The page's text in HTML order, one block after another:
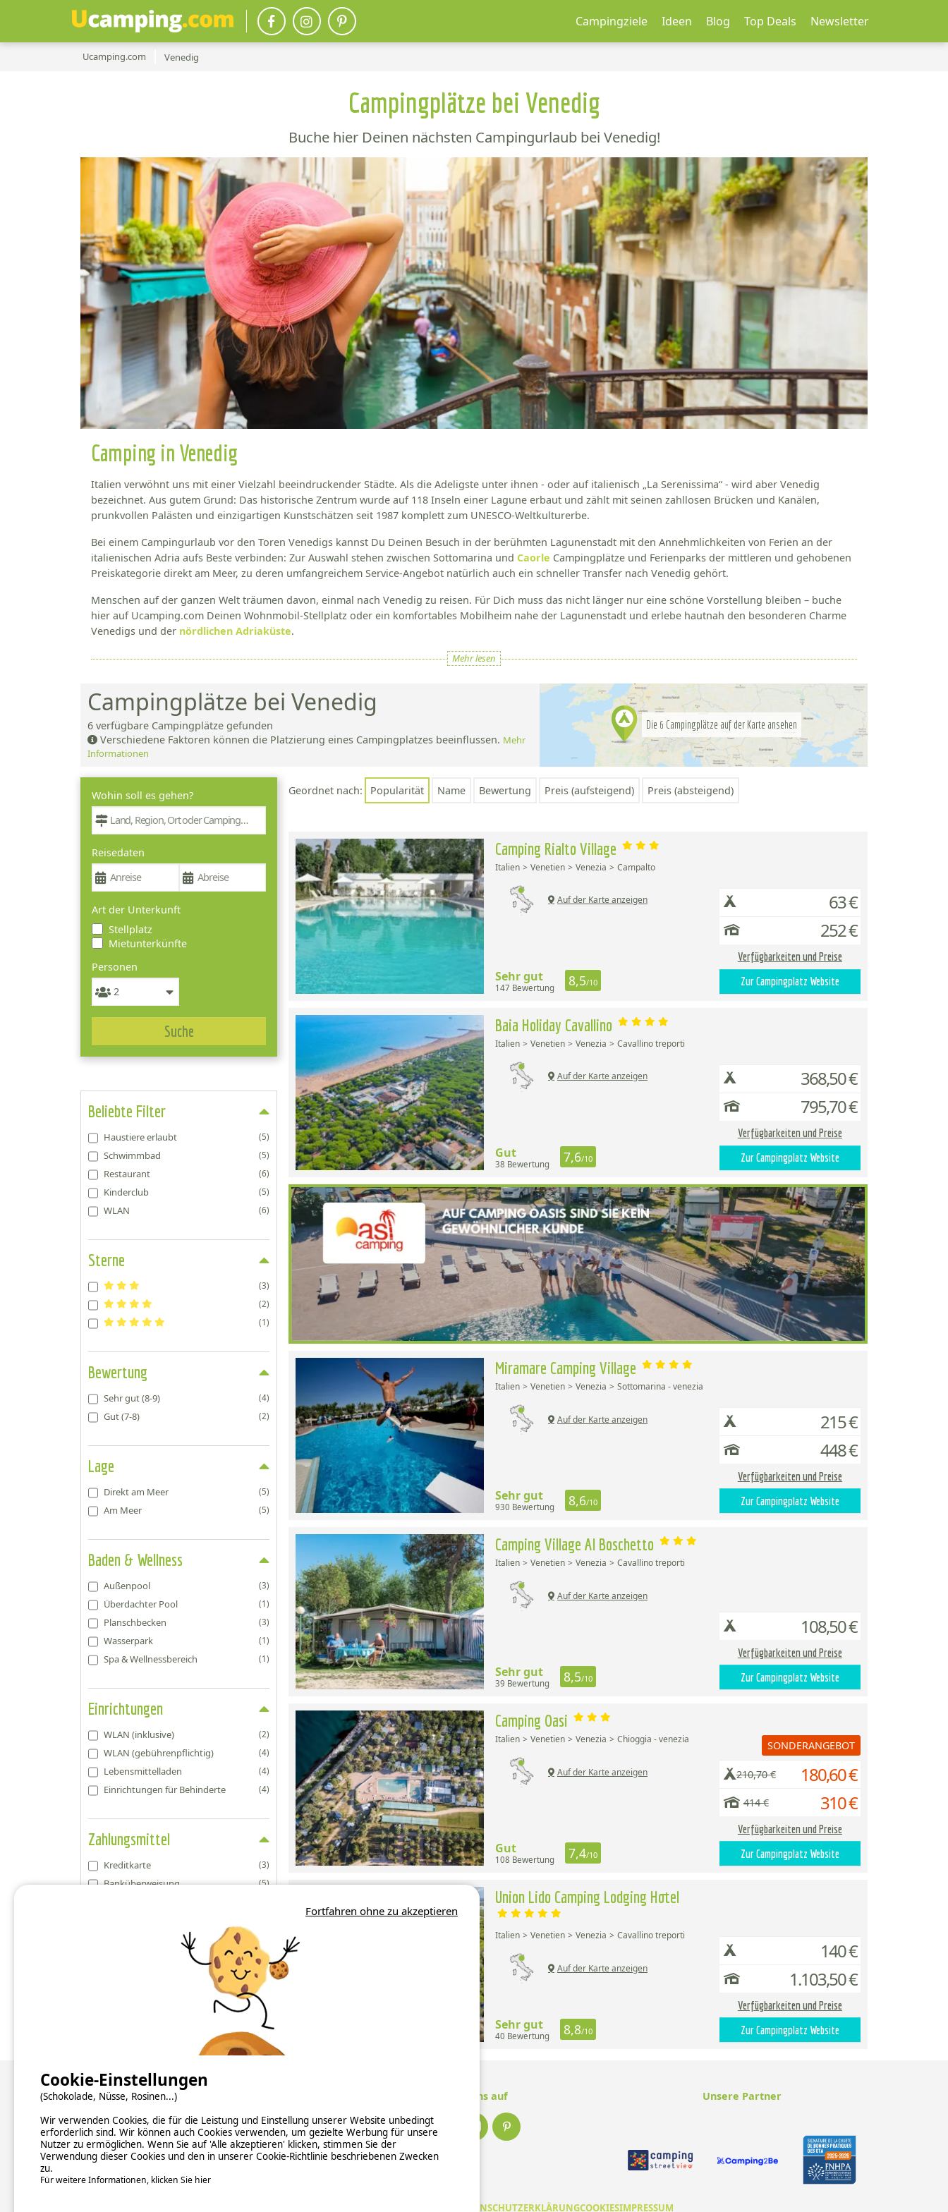
Campingziele Ideen Blog Top Deals Newsletter
Ucamping.com Venedig
Campingplätze bei Venedig
Buche hier Deinen nächsten Campingurlaub bei Venedig!
Camping in Venedig
Italien verwöhnt uns mit einer Vielzahl beeindruckender Städte. Als die Adeligste unter ihnen - oder auf italienisch „La Serenissima“ - wird aber Venedig
bezeichnet. Aus gutem Grund: Das historische Zentrum wurde auf 118 Inseln einer Lagune erbaut und zählt mit seinen zahllosen Brücken und Kanälen,
prunkvollen Palästen und einzigartigen Kunstschätzen seit 1987 komplett zum UNESCO-Weltkulturerbe.
Bei einem Campingurlaub vor den Toren Venedigs kannst Du Deinen Besuch in der berühmten Lagunenstadt mit den Annehmlichkeiten von Ferien an der
italienischen Adria aufs Beste verbinden: Zur Auswahl stehen zwischen Sottomarina und Caorle Campingplätze und Ferienparks der mittleren und gehobenen
Preiskategorie direkt am Meer, zu deren umfangreichem Service-Angebot natürlich auch ein schneller Transfer nach Venedig gehört.
Menschen auf der ganzen Welt träumen davon, einmal nach Venedig zu reisen. Für Dich muss das nicht länger nur eine schöne Vorstellung bleiben – buche
hier auf Ucamping.com Deinen Wohnmobil-Stellplatz oder ein komfortables Mobilheim nahe der Lagunenstadt und erlebe hautnah den besonderen Charme
Venedigs und der nördlichen Adriaküste.
Mehr lesen
Campingplätze bei Venedig
6 verfügbare Campingplätze gefunden
Verschiedene Faktoren können die Platzierung eines Campingplatzes beeinflussen. Mehr
Informationen
Die 6 Campingplätze auf der Karte ansehen
Wohin soll es gehen?
Reisedaten
Art der Unterkunft
Stellplatz
Mietunterkünfte
Personen
Suche
Beliebte Filter
Haustiere erlaubt (5)
Schwimmbad (5)
Restaurant (6)
Kinderclub (5)
WLAN (6)
Sterne
(3)
(2)
(1)
Bewertung
Sehr gut (8-9) (4)
Gut (7-8) (2)
Lage
Direkt am Meer (5)
Am Meer (5)
Baden & Wellness
Außenpool (3)
Überdachter Pool (1)
Planschbecken (3)
Wasserpark (1)
Spa & Wellnessbereich (1)
Einrichtungen
WLAN (inklusive) (2)
WLAN (gebührenpflichtig) (4)
Lebensmittelladen (4)
Einrichtungen für Behinderte (4)
Zahlungsmittel
Kreditkarte (3)
Banküberweisung (5)
Geordnet nach: Popularität Name Bewertung Preis (aufsteigend) Preis (absteigend)
Camping Rialto Village
Italien Venetien Venezia Campalto
Auf der Karte anzeigen
Sehr gut
147 Bewertung 8,5/10
63 €
252 €
Verfügbarkeiten und Preise
Zur Campingplatz Website
Baia Holiday Cavallino
Italien Venetien Venezia Cavallino treporti
Auf der Karte anzeigen
Gut
38 Bewertung 7,6/10
368,50 €
795,70 €
Verfügbarkeiten und Preise
Zur Campingplatz Website
Miramare Camping Village
Italien Venetien Venezia Sottomarina - venezia
Auf der Karte anzeigen
Sehr gut
930 Bewertung 8,6/10
215 €
448 €
Verfügbarkeiten und Preise
Zur Campingplatz Website
Camping Village Al Boschetto
Italien Venetien Venezia Cavallino treporti
Auf der Karte anzeigen
Sehr gut
39 Bewertung 8,5/10
108,50 €
Verfügbarkeiten und Preise
Zur Campingplatz Website
Camping Oasi
Italien Venetien Venezia Chioggia - venezia
Auf der Karte anzeigen
Gut
108 Bewertung 7,4/10
SONDERANGEBOT
210,70 € 180,60 €
414 € 310 €
Verfügbarkeiten und Preise
Zur Campingplatz Website
Union Lido Camping Lodging Hotel
Italien Venetien Venezia Cavallino treporti
Auf der Karte anzeigen
Sehr gut
40 Bewertung 8,8/10
140 €
1.103,50 €
Verfügbarkeiten und Preise
Zur Campingplatz Website
Hintergrundinformationen
Newsletter abonnieren
Verzeichnis der Campingplätze nach Ländern
Folge uns auf Unsere Partner
DATENSCHUTZERKLÄRUNGCOOKIESIMPRESSUM
Fortfahren ohne zu akzeptieren
Cookie-Einstellungen
(Schokolade, Nüsse, Rosinen...)
Wir verwenden Cookies, die für die Leistung und Einstellung unserer Website unbedingt
erforderlich sind. Wir können auch Cookies verwenden, um gezielte Werbung für unsere
Nutzer zu ermöglichen. Wenn Sie auf 'Alle akzeptieren' klicken, stimmen Sie der
Verwendung dieser Cookies und den in unserer Cookie-Richtlinie beschriebenen Zwecken
zu.
Für weitere Informationen, klicken Sie hier